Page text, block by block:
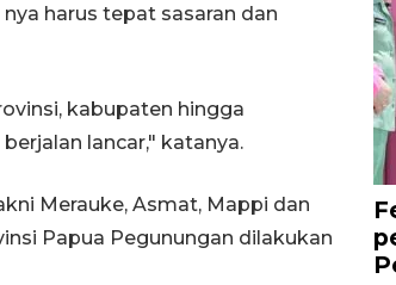
harus tepat sasaran dan
kabupaten hingga
lancar," katanya.
Merauke, Asmat, Mappi dan
Papua Pegunungan dilakukan